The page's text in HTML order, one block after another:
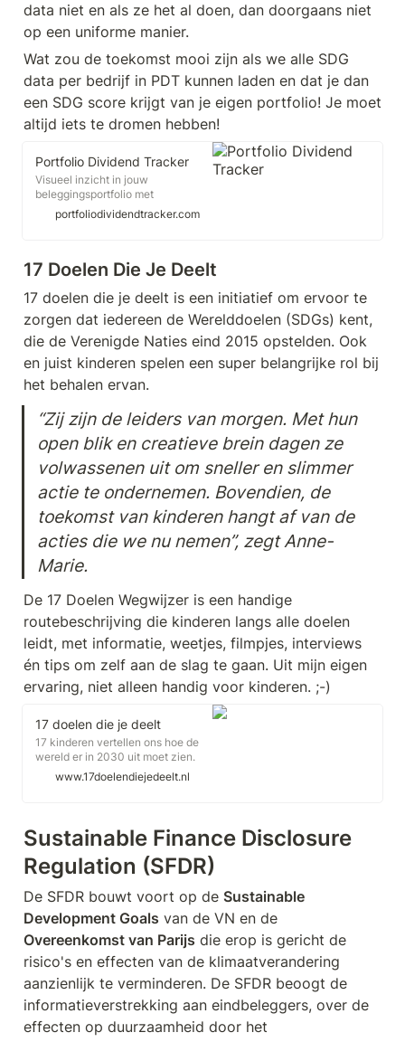
data niet en als ze het al doen, dan doorgaans niet
op een uniforme manier.
Wat zou de toekomst mooi zijn als we alle SDG
data per bedrijf in PDT kunnen laden en dat je dan
een SDG score krijgt van je eigen portfolio! Je moet
altijd iets te dromen hebben!
Portfolio Dividend Tracker
Visueel inzicht in jouw
beleggingsportfolio met
benchmark performance en
onmisbare analyses. Aandelen,
portfoliodividendtracker.com
17 Doelen Die Je Deelt
17 doelen die je deelt is een initiatief om ervoor te
zorgen dat iedereen de Werelddoelen (SDGs) kent,
die de Verenigde Naties eind 2015 opstelden. Ook
en juist kinderen spelen een super belangrijke rol bij
het behalen ervan.
“Zij zijn de leiders van morgen. Met hun
open blik en creatieve brein dagen ze
volwassenen uit om sneller en slimmer
actie te ondernemen. Bovendien, de
toekomst van kinderen hangt af van de
acties die we nu nemen”, zegt Anne-
Marie.
De 17 Doelen Wegwijzer is een handige
routebeschrijving die kinderen langs alle doelen
leidt, met informatie, weetjes, filmpjes, interviews
én tips om zelf aan de slag te gaan. Uit mijn eigen
ervaring, niet alleen handig voor kinderen. ;-)
17 doelen die je deelt
17 kinderen vertellen ons hoe de
wereld er in 2030 uit moet zien.
Volg deze leiders van de toekomst
en deel de campagne.
www.17doelendiejedeelt.nl
Sustainable Finance Disclosure
Regulation (SFDR)
De SFDR bouwt voort op de Sustainable
Development Goals
Overeenkomst van Parijs die erop is gericht de
risico's en effecten van de klimaatverandering
aanzienlijk te verminderen. De SFDR beoogt de
informatieverstrekking aan eindbeleggers, over de
effecten op duurzaamheid door het